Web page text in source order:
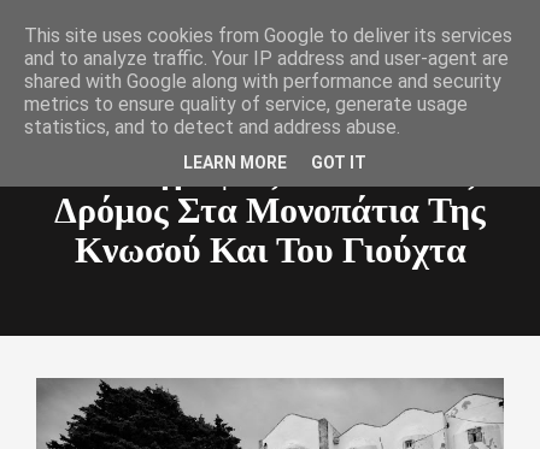
Toggle
Φωτογραφίες Απο Τον 2ος
Δρόμος Στα Μονοπάτια Της
Κνωσού Και Του Γιούχτα
This site uses cookies from Google to deliver its services
and to analyze traffic. Your IP address and user-agent are
shared with Google along with performance and security
metrics to ensure quality of service, generate usage
statistics, and to detect and address abuse.
LEARN MORE GOT IT